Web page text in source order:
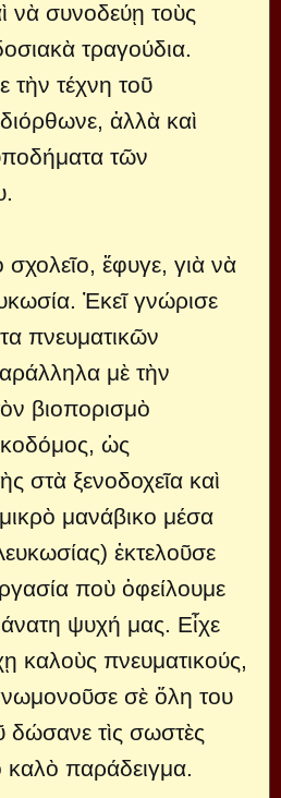
νὰ συνοδεύῃ τοὺς
τραγούδια.
τὴν τέχνη τοῦ
ἀλλὰ καὶ
τῶν
ἔφυγε, γιὰ νὰ
Ἐκεῖ γνώρισε
πνευματικῶν
μὲ τὴν
βιοπορισμὸ
ὡς
στὰ ξενοδοχεῖα καὶ
μανάβικο μέσα
ἐκτελοῦσε
ποὺ ὀφείλουμε
ψυχή μας. Εἶχε
καλοὺς πνευματικούς,
σὲ ὅλη του
δώσανε τὶς σωστὲς
καλὸ παράδειγμα.